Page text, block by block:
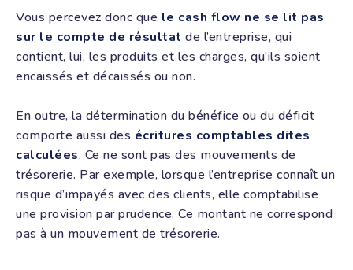
Vous percevez donc que le cash flow ne se lit pas
sur le compte de résultat de l’entreprise, qui
contient, lui, les produits et les charges, qu’ils soient
encaissés et décaissés ou non.
En outre, la détermination du bénéfice ou du déficit
comporte aussi des écritures comptables dites
calculées. Ce ne sont pas des mouvements de
trésorerie. Par exemple, lorsque l’entreprise connaît un
risque d’impayés avec des clients, elle comptabilise
une provision par prudence. Ce montant ne correspond
pas à un mouvement de trésorerie.